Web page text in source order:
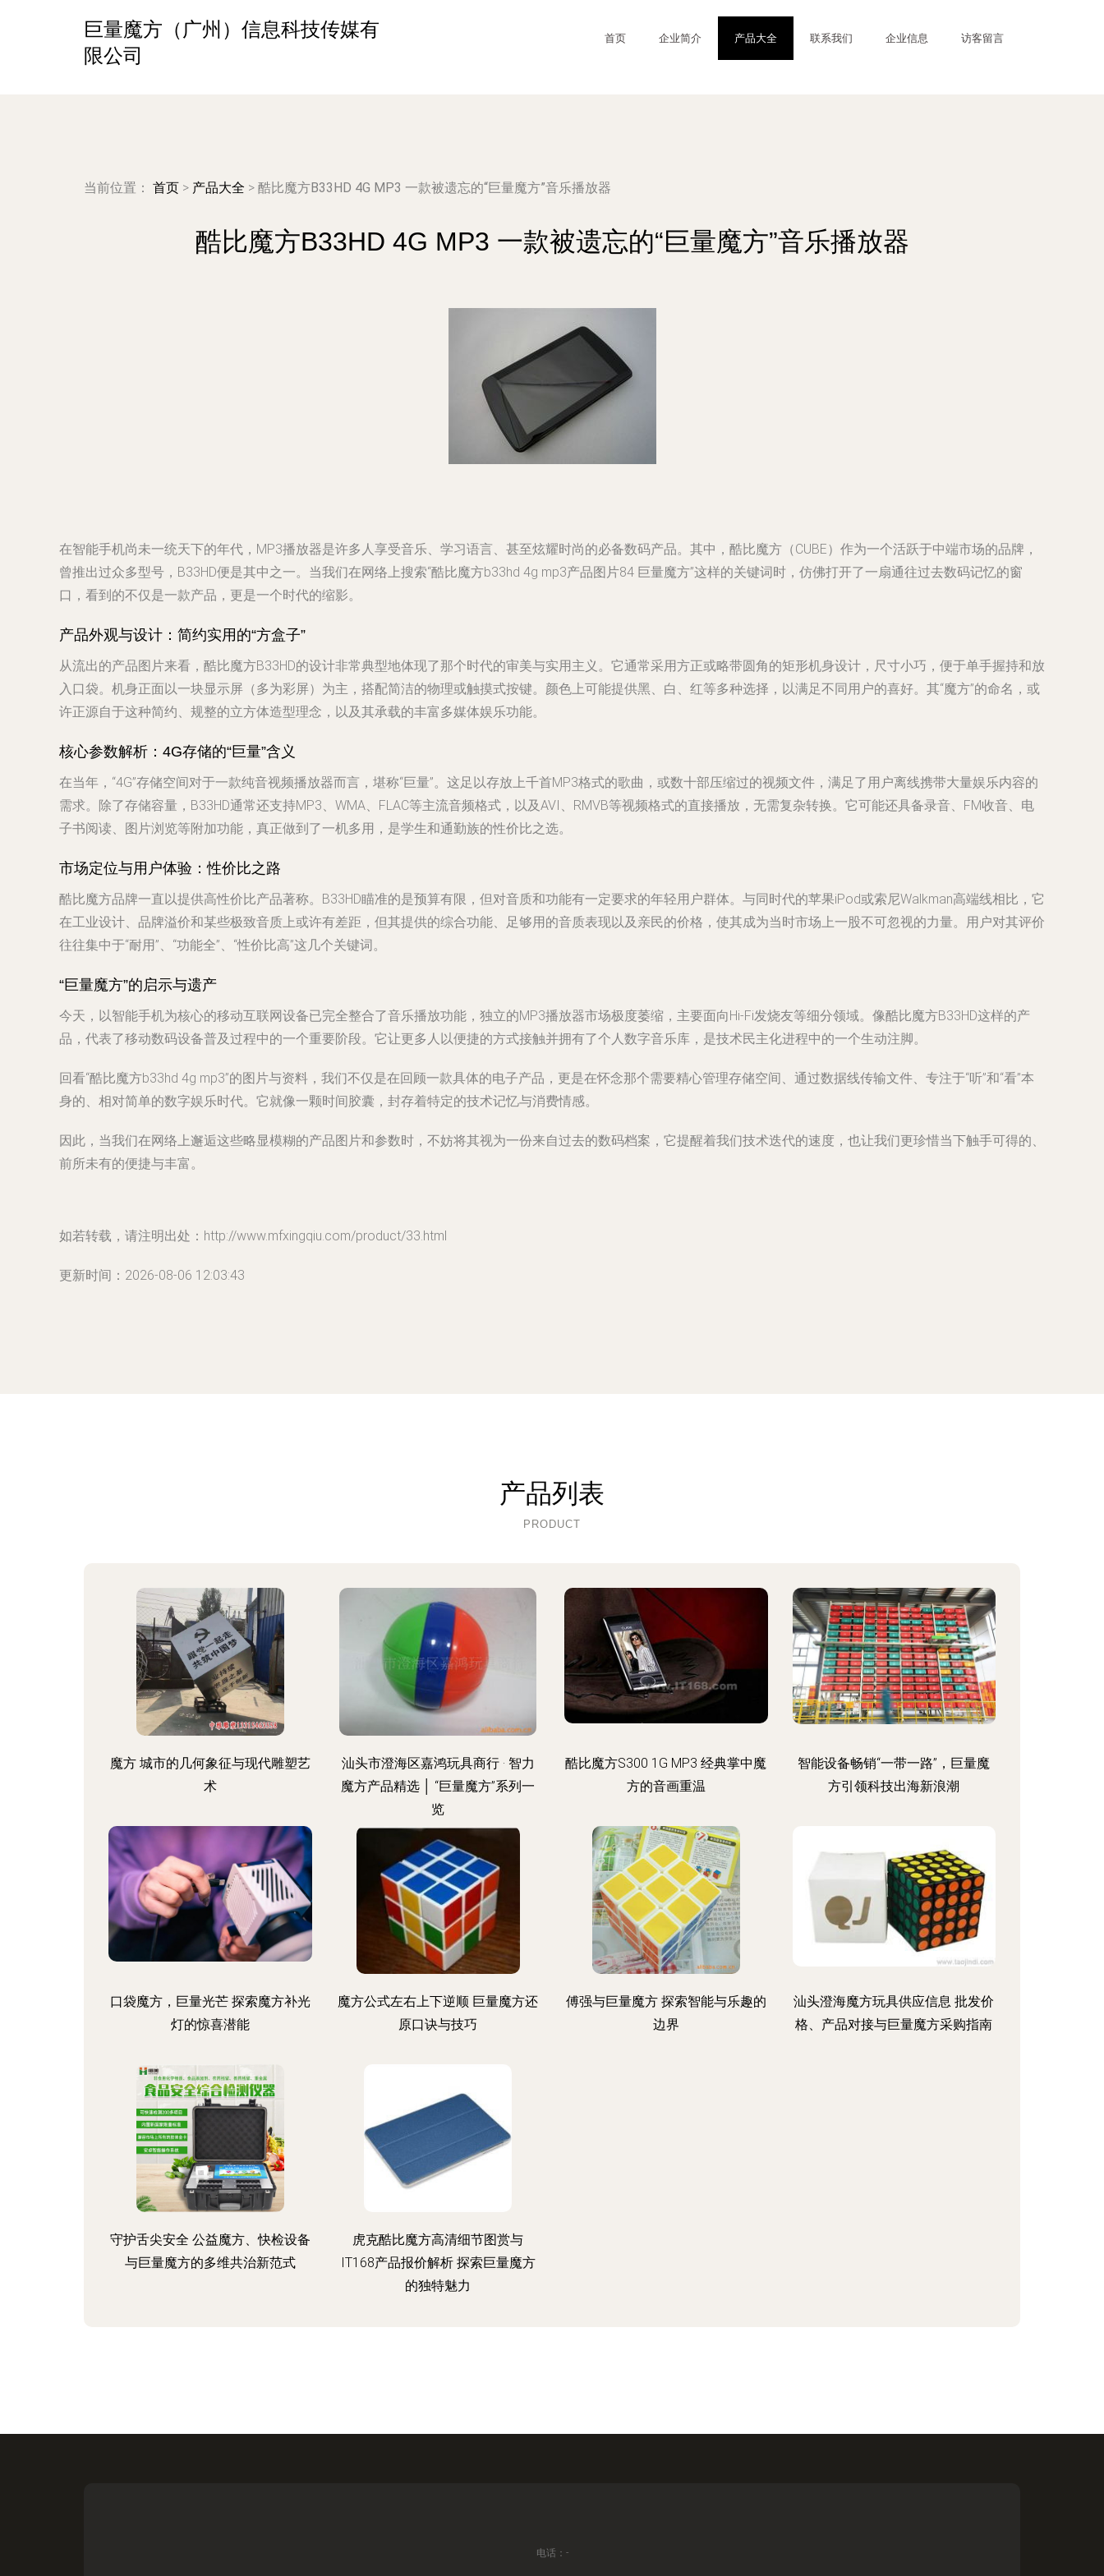
巨量魔方（广州）信息科技传媒有
限公司
首页 企业简介 产品大全 联系我们 企业信息 访客留言
当前位置： 首页 > 产品大全 > 酷比魔方B33HD 4G MP3 一款被遗忘的“巨量魔方”音乐播放器
酷比魔方B33HD 4G MP3 一款被遗忘的“巨量魔方”音乐播放器
在智能手机尚未一统天下的年代，MP3播放器是许多人享受音乐、学习语言、甚至炫耀时尚的必备数码产品。其中，酷比魔方（CUBE）作为一个活跃于中端市场的品牌，
曾推出过众多型号，B33HD便是其中之一。当我们在网络上搜索“酷比魔方b33hd 4g mp3产品图片84 巨量魔方”这样的关键词时，仿佛打开了一扇通往过去数码记忆的窗
口，看到的不仅是一款产品，更是一个时代的缩影。
产品外观与设计：简约实用的“方盒子”
从流出的产品图片来看，酷比魔方B33HD的设计非常典型地体现了那个时代的审美与实用主义。它通常采用方正或略带圆角的矩形机身设计，尺寸小巧，便于单手握持和放
入口袋。机身正面以一块显示屏（多为彩屏）为主，搭配简洁的物理或触摸式按键。颜色上可能提供黑、白、红等多种选择，以满足不同用户的喜好。其“魔方”的命名，或
许正源自于这种简约、规整的立方体造型理念，以及其承载的丰富多媒体娱乐功能。
核心参数解析：4G存储的“巨量”含义
在当年，“4G”存储空间对于一款纯音视频播放器而言，堪称“巨量”。这足以存放上千首MP3格式的歌曲，或数十部压缩过的视频文件，满足了用户离线携带大量娱乐内容的
需求。除了存储容量，B33HD通常还支持MP3、WMA、FLAC等主流音频格式，以及AVI、RMVB等视频格式的直接播放，无需复杂转换。它可能还具备录音、FM收音、电
子书阅读、图片浏览等附加功能，真正做到了一机多用，是学生和通勤族的性价比之选。
市场定位与用户体验：性价比之路
酷比魔方品牌一直以提供高性价比产品著称。B33HD瞄准的是预算有限，但对音质和功能有一定要求的年轻用户群体。与同时代的苹果iPod或索尼Walkman高端线相比，它
在工业设计、品牌溢价和某些极致音质上或许有差距，但其提供的综合功能、足够用的音质表现以及亲民的价格，使其成为当时市场上一股不可忽视的力量。用户对其评价
往往集中于“耐用”、“功能全”、“性价比高”这几个关键词。
“巨量魔方”的启示与遗产
今天，以智能手机为核心的移动互联网设备已完全整合了音乐播放功能，独立的MP3播放器市场极度萎缩，主要面向Hi-Fi发烧友等细分领域。像酷比魔方B33HD这样的产
品，代表了移动数码设备普及过程中的一个重要阶段。它让更多人以便捷的方式接触并拥有了个人数字音乐库，是技术民主化进程中的一个生动注脚。
回看“酷比魔方b33hd 4g mp3”的图片与资料，我们不仅是在回顾一款具体的电子产品，更是在怀念那个需要精心管理存储空间、通过数据线传输文件、专注于“听”和“看”本
身的、相对简单的数字娱乐时代。它就像一颗时间胶囊，封存着特定的技术记忆与消费情感。
因此，当我们在网络上邂逅这些略显模糊的产品图片和参数时，不妨将其视为一份来自过去的数码档案，它提醒着我们技术迭代的速度，也让我们更珍惜当下触手可得的、
前所未有的便捷与丰富。
如若转载，请注明出处：http://www.mfxingqiu.com/product/33.html
更新时间：2026-08-06 12:03:43
产品列表
PRODUCT
魔方 城市的几何象征与现代雕塑艺
术
汕头市澄海区嘉鸿玩具商行 · 智力
魔方产品精选 │ “巨量魔方”系列一
览
酷比魔方S300 1G MP3 经典掌中魔
方的音画重温
智能设备畅销“一带一路”，巨量魔
方引领科技出海新浪潮
口袋魔方，巨量光芒 探索魔方补光
灯的惊喜潜能
魔方公式左右上下逆顺 巨量魔方还
原口诀与技巧
傅强与巨量魔方 探索智能与乐趣的
边界
汕头澄海魔方玩具供应信息 批发价
格、产品对接与巨量魔方采购指南
守护舌尖安全 公益魔方、快检设备
与巨量魔方的多维共治新范式
虎克酷比魔方高清细节图赏与
IT168产品报价解析 探索巨量魔方
的独特魅力
电话：-